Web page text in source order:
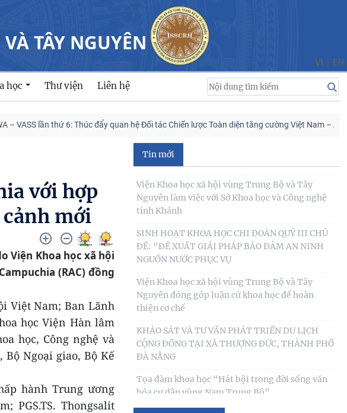
TÂY NGUYÊN
VI | EN
học Thư viện Liên hệ
lần thứ 6: Thúc đẩy quan hệ Đối tác Chiến lược Toàn diện tăng cường Việt Nam – Ấn Độ
với hợp
mới
Viện Khoa học xã hội
(RAC) đồng
Việt Nam; Ban Lãnh
học Viện Hàn lâm
học, Công nghệ và
Ngoại giao, Bộ Kế
hành Trung ương
PGS.TS. Thongsalit
Tin mới
Thỏa
Viện Khoa học xã hội vùng Trung Bộ và Tây
Nguyên tham gia Chương trình làm việc với Sở
Khoa học và
Viện Khoa học xã hội vùng Trung Bộ và Tây
Nguyên làm việc với Sở Khoa học và Công nghệ
ĐỀ: “ĐỀ XUẤT GIẢI PHÁP BẢO ĐẢM AN NINH
NGUỒN NƯỚC PHỤC VỤ
Viện Khoa học xã hội vùng Trung Bộ và Tây
Nguyên đóng góp luận cứ khoa học để hoàn
thiện cơ chế
KHẢO SÁT VÀ TƯ VẤN PHÁT TRIỂN DU LỊCH
CỘNG ĐỒNG TẠI XÃ THƯỢNG ĐỨC, THÀNH PHỐ
ĐÀ NẴNG
Tọa đàm khoa học “Hát bội trong đời sống văn
hóa cư dân vùng Nam Trung Bộ”
Kinh nghiệm quốc tế về kinh tế di sản và hàm ý
giải pháp góp phần xây dựng Công viên địa chất
Phú
phát triển du lịch bền vững ở tỉnh Đắk Lắk